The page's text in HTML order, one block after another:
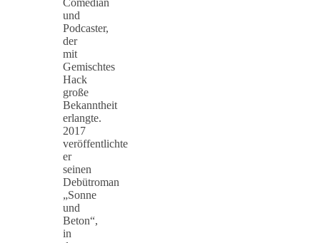
Comedian
und
Podcaster,
der
mit
Gemischtes
Hack
große
Bekanntheit
erlangte.
2017
veröffentlichte
er
seinen
Debütroman
„Sonne
und
Beton“,
in